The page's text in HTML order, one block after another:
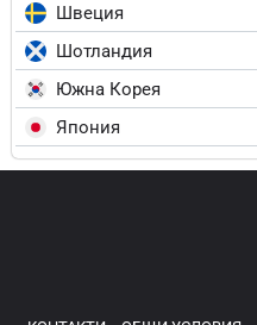
Швеция
Шотландия
Южна Корея
Япония